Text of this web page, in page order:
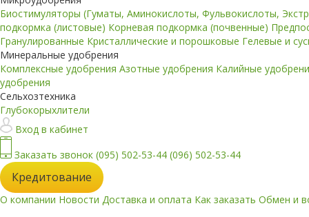
Биостимуляторы (Гуматы, Аминокислоты, Фульвокислоты,
подкормка (листовые) Корневая подкормка (почвенные)
Гранулированные Кристаллические и порошковые Гелевые и
Минеральные удобрения
Комплексные удобрения Азотные удобрения Калийные
удобрения
Сельхозтехника
Глубокорыхлители
Вход в кабинет
Заказать звонок (095) 502-53-44 (096) 502-53-44
Кредитование
О компании Новости Доставка и оплата Как заказать Обмен и